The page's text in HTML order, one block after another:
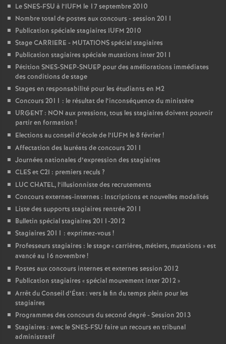
Le SNES-FSU à l’IUFM le 17 septembre 2010
Nombre total de postes aux concours - session 2011
Publication spéciale stagiaires IUFM 2010
Stage CARRIERE - MUTATIONS spécial stagiaires
Publication stagiaires spéciale mutations inter 2011
Pétition SNES-SNEP-SNUEP pour des améliorations immédiates
des conditions de stage
Stages en responsabilité pour les étudiants en M2
Concours 2011 : le résultat de l’inconséquence du ministère
URGENT : NON aux pressions, tous les stagiaires doivent pouvoir
partir en formation !
Elections au conseil d’école de l’IUFM le 8 février!
Affectation des lauréats de concours 2011
Journées nationales d’expression des stagiaires
CLES et C2I : premiers reculs ?
LUC CHATEL, l’illusionniste des recrutements
Concours externes-internes : Inscriptions et nouvelles modalités
Liste des supports stagiaires rentrée 2011
Bulletin spécial stagiaires 2011-2012
Stagiaires 2011 : exprimez-vous !
Professeurs stagiaires : le stage «carrières, métiers, mutations » est
avancé au 16 novembre!
Postes aux concours internes et externes session 2012
Publication stagiaires «spécial mouvement inter 2012»
Arrêt du Conseil d’État : vers la fin du temps plein pour les
stagiaires
Programmes des concours du second degré - Session 2013
Stagiaires : avec le SNES-FSU faire un recours en tribunal
administratif